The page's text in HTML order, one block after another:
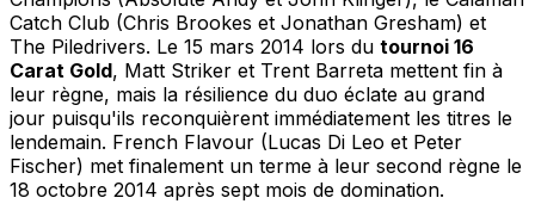
Catch Club (Chris Brookes et Jonathan Gresham) et
The Piledrivers. Le 15 mars 2014 lors du tournoi 16
Carat Gold, Matt Striker et Trent Barreta mettent fin à
leur règne, mais la résilience du duo éclate au grand
jour puisqu'ils reconquièrent immédiatement les titres le
lendemain. French Flavour (Lucas Di Leo et Peter
Fischer) met finalement un terme à leur second règne le
18 octobre 2014 après sept mois de domination.